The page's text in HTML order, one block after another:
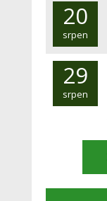
20
srpen
29
srpen